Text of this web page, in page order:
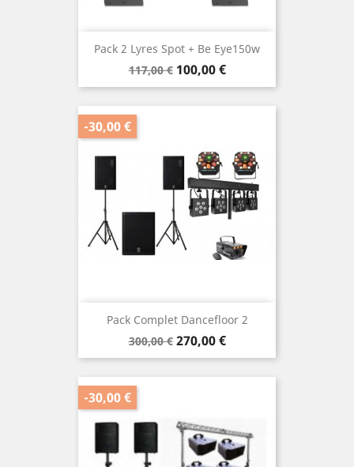
Pack 2 Lyres Spot + Be Eye150w
Prix
de
117,00 € Prix
100,00 €
Pack Complet Dancefloor 2
Prix
de
300,00 € Prix
270,00 €
-30,00 €
-30,00 €